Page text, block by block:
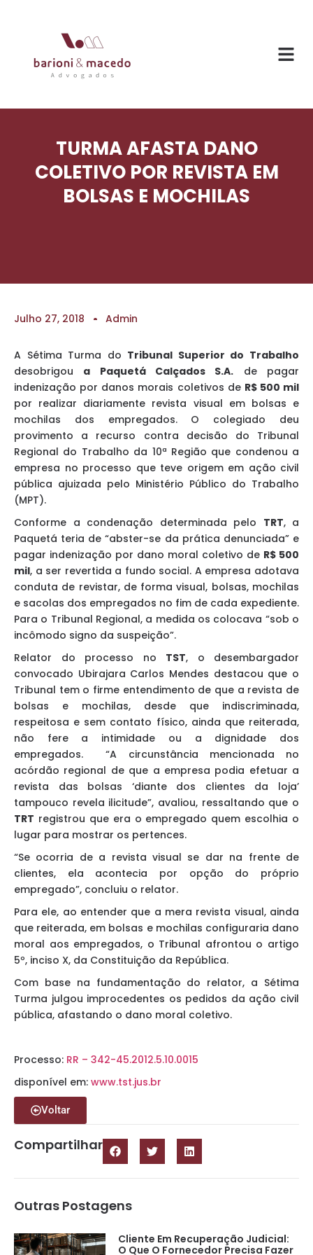
TURMA AFASTA DANO
COLETIVO POR REVISTA EM
BOLSAS E MOCHILAS
Julho 27, 2018 Admin
A Sétima Turma do Tribunal Superior do Trabalho
desobrigou a Paquetá Calçados S.A. de pagar
indenização por danos morais coletivos de R$ 500 mil
por realizar diariamente revista visual em bolsas e
mochilas dos empregados. O colegiado deu
provimento a recurso contra decisão do Tribunal
Regional do Trabalho da 10ª Região que condenou a
empresa no processo que teve origem em ação civil
pública ajuizada pelo Ministério Público do Trabalho
(MPT).
Conforme a condenação determinada pelo TRT, a
Paquetá teria de “abster-se da prática denunciada” e
pagar indenização por dano moral coletivo de R$ 500
mil, a ser revertida a fundo social. A empresa adotava
conduta de revistar, de forma visual, bolsas, mochilas
e sacolas dos empregados no fim de cada expediente.
Para o Tribunal Regional, a medida os colocava “sob o
incômodo signo da suspeição”.
Relator do processo no TST, o desembargador
convocado Ubirajara Carlos Mendes destacou que o
Tribunal tem o firme entendimento de que a revista de
bolsas e mochilas, desde que indiscriminada,
respeitosa e sem contato físico, ainda que reiterada,
não fere a intimidade ou a dignidade dos
empregados. “A circunstância mencionada no
acórdão regional de que a empresa podia efetuar a
revista das bolsas ‘diante dos clientes da loja’
tampouco revela ilicitude”, avaliou, ressaltando que o
TRT registrou que era o empregado quem escolhia o
lugar para mostrar os pertences.
“Se ocorria de a revista visual se dar na frente de
clientes, ela acontecia por opção do próprio
empregado”, concluiu o relator.
Para ele, ao entender que a mera revista visual, ainda
que reiterada, em bolsas e mochilas configuraria dano
moral aos empregados, o Tribunal afrontou o artigo
5º, inciso X, da Constituição da República.
Com base na fundamentação do relator, a Sétima
Turma julgou improcedentes os pedidos da ação civil
pública, afastando o dano moral coletivo.
Processo: RR – 342-45.2012.5.10.0015
disponível em: www.tst.jus.br
Voltar
Compartilhar
Outras Postagens
Cliente Em Recuperação Judicial:
O Que O Fornecedor Precisa Fazer